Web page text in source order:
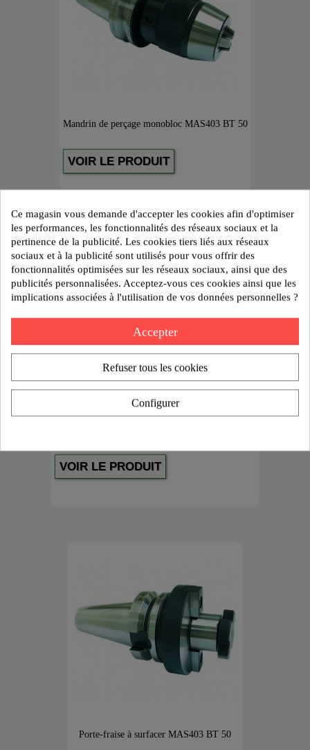
Mandrin de perçage monobloc MAS403 BT 50
VOIR LE PRODUIT
VOIR LE PRODUIT
Porte-fraise à surfacer MAS403 BT 50
Ce magasin vous demande d'accepter les cookies afin d'optimiser
les performances, les fonctionnalités des réseaux sociaux et la
pertinence de la publicité. Les cookies tiers liés aux réseaux
sociaux et à la publicité sont utilisés pour vous offrir des
fonctionnalités optimisées sur les réseaux sociaux, ainsi que des
publicités personnalisées. Acceptez-vous ces cookies ainsi que les
implications associées à l'utilisation de vos données personnelles ?
Accepter
Refuser tous les cookies
Configurer